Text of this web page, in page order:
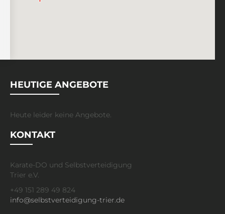
HEUTIGE ANGEBOTE
Heute leider keine Angebote.
KONTAKT
Karate-DO und Selbstverteidigung
Trier e.V.
+49 151 289 49 824
info@selbstverteidigung-trier.de